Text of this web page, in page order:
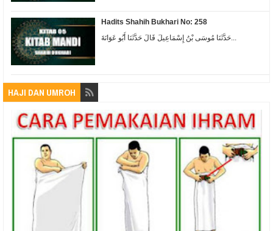
Hadits Shahih Bukhari No: 258
حَدَّثَنَا مُوسَى بْنُ إِسْمَاعِيلَ قَالَ حَدَّثَنَا أَبُو عَوَانَةَ...
HAJI DAN UMROH